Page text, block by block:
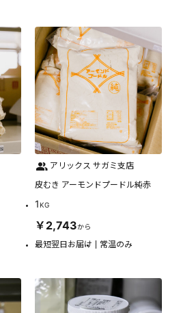
アリックス サガミ支店
皮むき アーモンドプードル純赤
1KG
￥2,743から
最短翌日お届け 常温のみ